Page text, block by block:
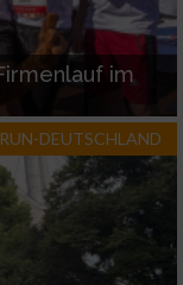
im
RUN-DEUTSCHLAND